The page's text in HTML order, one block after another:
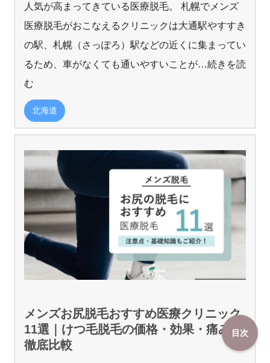
人気が高まってきている医療脱毛。 札幌でメンズ
医療脱毛がおこなえるクリニックは大通駅やすすき
の駅、札幌（さっぽろ）駅などの近くに集まってい
るため、車がなくても通いやすいことが…続きを読
む
北海道
メンズお尻脱毛おすすめ医療クリニック
11選｜けつ毛脱毛の価格・効果・痛みを
徹底比較
目次